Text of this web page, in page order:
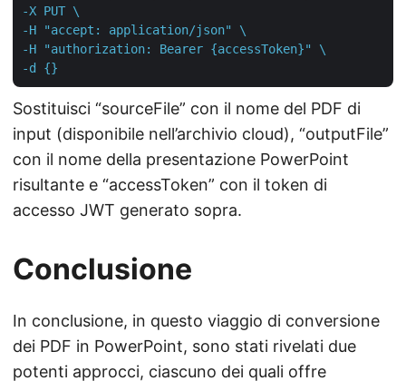
-X PUT \
-H "accept: application/json" \
-H "authorization: Bearer {accessToken}" \
-d {}
Sostituisci “sourceFile” con il nome del PDF di
input (disponibile nell’archivio cloud), “outputFile”
con il nome della presentazione PowerPoint
risultante e “accessToken” con il token di
accesso JWT generato sopra.
Conclusione
In conclusione, in questo viaggio di conversione
dei PDF in PowerPoint, sono stati rivelati due
potenti approcci, ciascuno dei quali offre